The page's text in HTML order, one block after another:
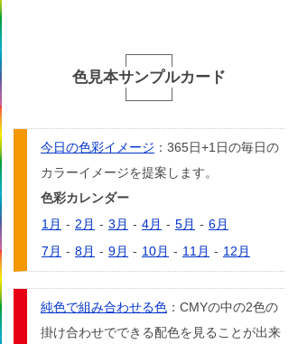
色見本サンプルカード
今日の色彩イメージ ：365日+1日の毎日の
カラーイメージを提案します。
色彩カレンダー
1月 - 2月 - 3月 - 4月 - 5月 - 6月
7月 - 8月 - 9月 - 10月 - 11月 - 12月
純色で組み合わせる色 ：CMYの中の2色の
掛け合わせでできる配色を見ることが出来